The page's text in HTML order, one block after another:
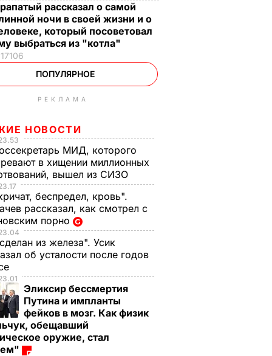
рассказал о самой
ночи в своей жизни и о
который посоветовал
выбраться из "котла"
17106
ПОПУЛЯРНОЕ
РЕКЛАМА
НОВОСТИ
МИД, которого
в хищении миллионных
вышел из СИЗО
беспредел, кровь".
рассказал, как смотрел с
порно
из железа". Усик
об усталости после годов
Эликсир бессмертия
Путина и импланты
фейков в мозг. Как физик
обещавший
оружие, стал